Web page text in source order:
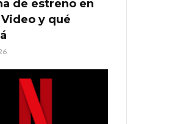
de estreno en
y qué